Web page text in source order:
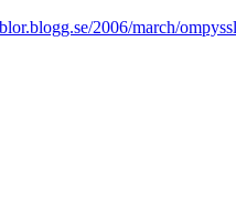
2006/march/